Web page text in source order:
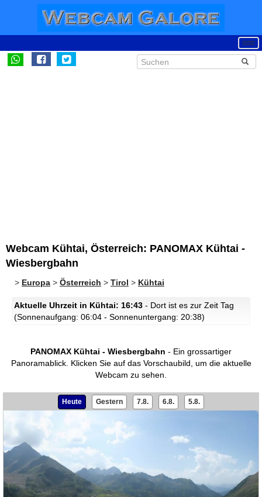
Webcam Kühtai, Österreich: PANOMAX Kühtai -
Wiesbergbahn
> Europa > Österreich > Tirol > Kühtai
Aktuelle Uhrzeit in Kühtai: 16:43 - Dort ist es zur Zeit Tag
(Sonnenaufgang: 06:04 - Sonnenuntergang: 20:38)
PANOMAX Kühtai - Wiesbergbahn - Ein grossartiger
Panoramablick. Klicken Sie auf das Vorschaubild, um die aktuelle
Webcam zu sehen.
Heute Gestern 7.8. 6.8. 5.8.